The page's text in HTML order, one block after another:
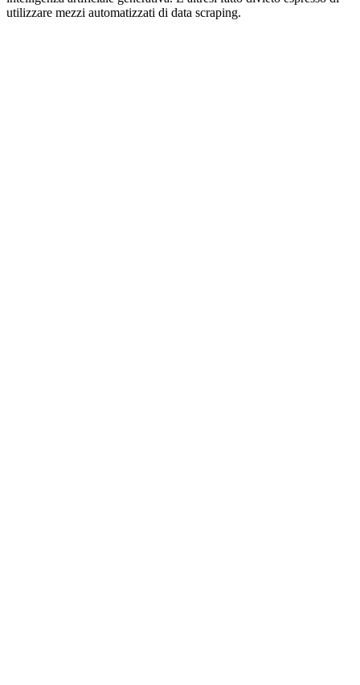
utilizzare mezzi automatizzati di data scraping.